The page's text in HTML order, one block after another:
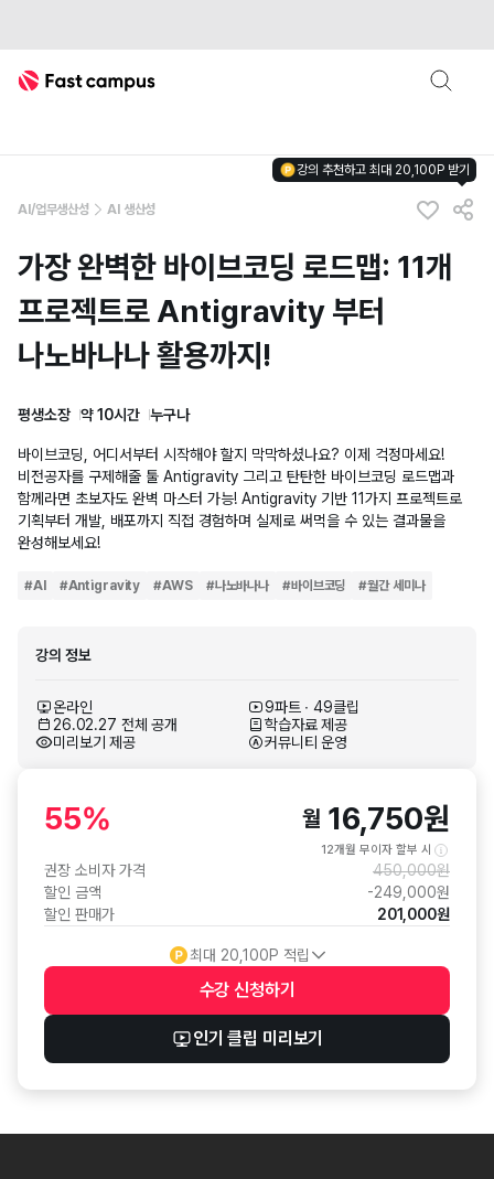
Fast Campus
AI/업무생산성 AI 생산성
강의 추천하고 최대 20,100P 받기
가장 완벽한 바이브코딩 로드맵: 11개
프로젝트로 Antigravity 부터
나노바나나 활용까지!
평생소장 약 10시간 누구나
바이브코딩, 어디서부터 시작해야 할지 막막하셨나요? 이제 걱정마세요!
비전공자를 구제해줄 툴 Antigravity 그리고 탄탄한 바이브코딩 로드맵과
함께라면 초보자도 완벽 마스터 가능! Antigravity 기반 11가지 프로젝트로
기획부터 개발, 배포까지 직접 경험하며 실제로 써먹을 수 있는 결과물을
완성해보세요!
#AI #Antigravity #AWS #나노바나나 #바이브코딩 #월간 세미나
강의 정보
온라인
9파트 ∙ 49클립
26.02.27 전체 공개
학습자료 제공
미리보기 제공
커뮤니티 운영
55% 월 16,750원
12개월 무이자 할부 시
권장 소비자 가격 450,000원
할인 금액
-249,000원
할인 판매가
201,000원
최대 20,100P 적립
수강 신청하기
인기 클립 미리보기